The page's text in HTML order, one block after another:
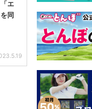
エ
同